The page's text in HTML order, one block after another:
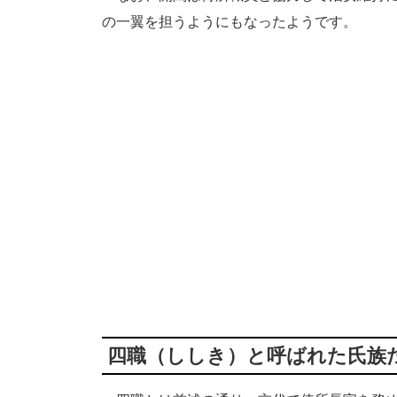
の一翼を担うようにもなったようです。
四職（ししき）と呼ばれた氏族